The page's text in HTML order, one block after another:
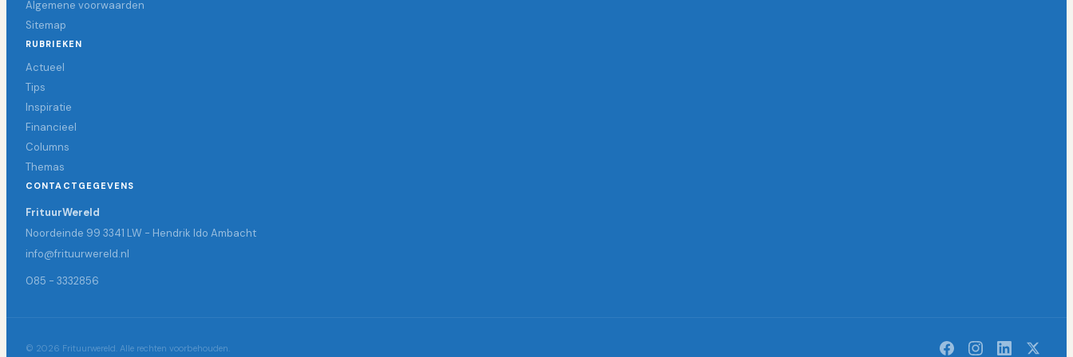
Algemene voorwaarden
Sitemap
RUBRIEKEN
Actueel
Tips
Inspiratie
Financieel
Columns
Themas
CONTACTGEGEVENS
FrituurWereld
Noordeinde 99 3341 LW - Hendrik Ido Ambacht
info@frituurwereld.nl
085 - 3332856
© 2026 Frituurwereld. Alle rechten voorbehouden.